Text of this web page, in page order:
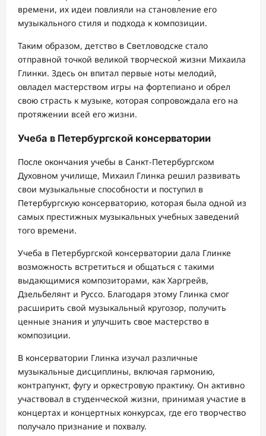
времени, их идеи повлияли на становление его
музыкального стиля и подхода к композиции.
Таким образом, детство в Светловодске стало
отправной точкой великой творческой жизни Михаила
Глинки. Здесь он впитал первые ноты мелодий,
овладел мастерством игры на фортепиано и обрел
свою страсть к музыке, которая сопровождала его на
протяжении всей его жизни.
Учеба в Петербургской консерватории
После окончания учебы в Санкт-Петербургском
Духовном училище, Михаил Глинка решил развивать
свои музыкальные способности и поступил в
Петербургскую консерваторию, которая была одной из
самых престижных музыкальных учебных заведений
того времени.
Учеба в Петербургской консерватории дала Глинке
возможность встретиться и общаться с такими
выдающимися композиторами, как Харгрейв,
Дзельбелянт и Руссо. Благодаря этому Глинка смог
расширить свой музыкальный кругозор, получить
ценные знания и улучшить свое мастерство в
композиции.
В консерватории Глинка изучал различные
музыкальные дисциплины, включая гармонию,
контрапункт, фугу и оркестровую практику. Он активно
участвовал в студенческой жизни, принимая участие в
концертах и концертных конкурсах, где его творчество
получало признание и похвалу.